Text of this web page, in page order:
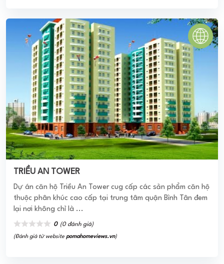
TOPAZ CITY QUẬN 8
Topaz City quận 8 ra đời với quy mô là một khu phức hợp
đa năng bao gồm các căn hộ cao cấp, tầm trung có cả
trung tâm thương mại; ...
4.0 (1 đánh giá)
(Đánh giá từ website pomahomeviews.vn)